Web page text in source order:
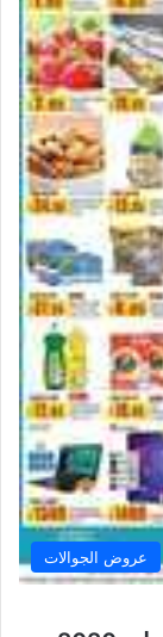
عروض الجوالات